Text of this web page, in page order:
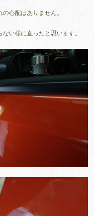
心配はありません。
い様に直ったと思います。